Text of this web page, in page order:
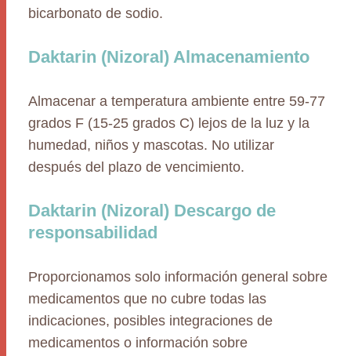
bicarbonato de sodio.
Daktarin (Nizoral) Almacenamiento
Almacenar a temperatura ambiente entre 59-77
grados F (15-25 grados C) lejos de la luz y la
humedad, niños y mascotas. No utilizar
después del plazo de vencimiento.
Daktarin (Nizoral) Descargo de
responsabilidad
Proporcionamos solo información general sobre
medicamentos que no cubre todas las
indicaciones, posibles integraciones de
medicamentos o información sobre